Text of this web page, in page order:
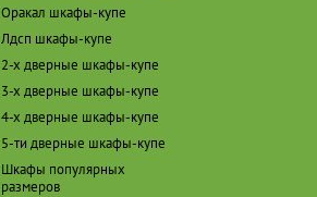
Оракал шкафы-купе
Лдсп шкафы-купе
2-х дверные шкафы-купе
3-х дверные шкафы-купе
4-х дверные шкафы-купе
5-ти дверные шкафы-купе
Шкафы популярных
размеров